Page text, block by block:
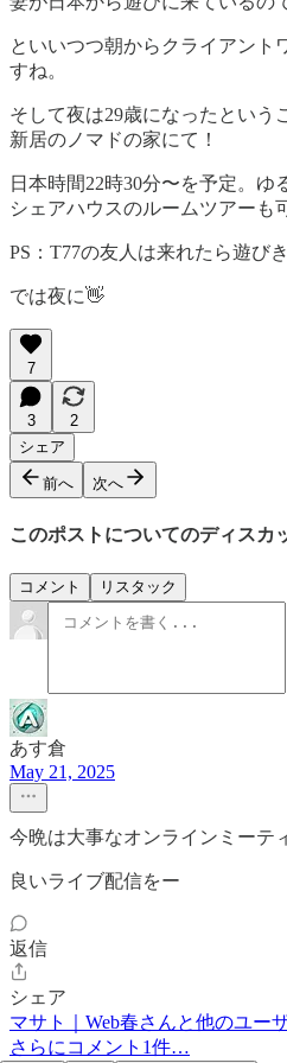
といいつつ朝からクライアント
すね。
そして夜は29歳になったという
新居のノマドの家にて！
日本時間22時30分〜を予定。ゆ
シェアハウスのルームツアーも
PS：T77の友人は来れたら遊び
では夜に👋
7
3
2
シェア
前へ 次へ
このポストについてのディスカ
コメント リスタック
あす倉
May 21, 2025
今晩は大事なオンラインミーテ
良いライブ配信をー
返信
シェア
マサト｜Web春さんと他のユー
さらにコメント1件…